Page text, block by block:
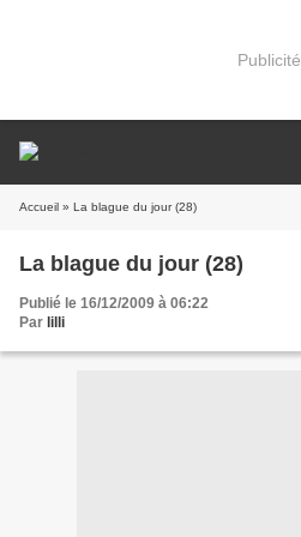
Publicité
Accueil » La blague du jour (28)
La blague du jour (28)
Publié le 16/12/2009 à 06:22
Par lilli